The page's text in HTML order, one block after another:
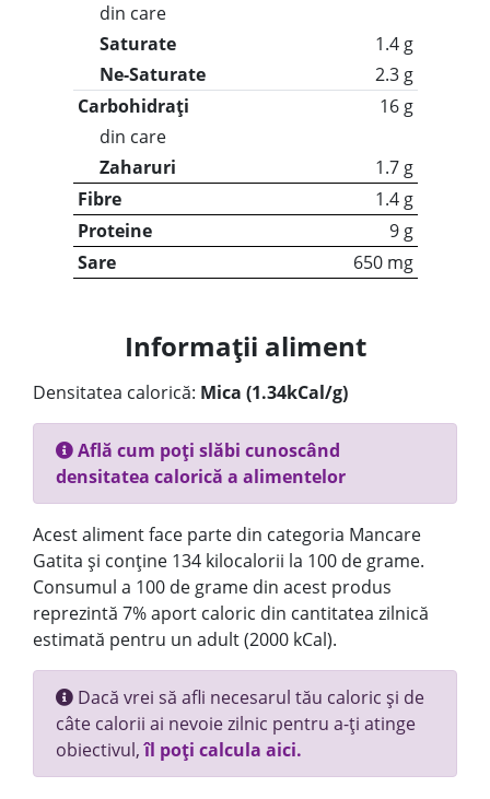
din care
Saturate
1.4 g
Ne-Saturate
2.3 g
Carbohidrați
16 g
din care
Zaharuri
1.7 g
Fibre
1.4 g
Proteine
9 g
Sare
650 mg
Informații aliment
Densitatea calorică: Mica (1.34kCal/g)
Află cum poți slăbi cunoscând
densitatea calorică a alimentelor
Acest aliment face parte din categoria Mancare
Gatita și conține 134 kilocalorii la 100 de grame.
Consumul a 100 de grame din acest produs
reprezintă 7% aport caloric din cantitatea zilnică
estimată pentru un adult (2000 kCal).
Dacă vrei să afli necesarul tău caloric și de
câte calorii ai nevoie zilnic pentru a-ți atinge
obiectivul,îl poți calcula aici.